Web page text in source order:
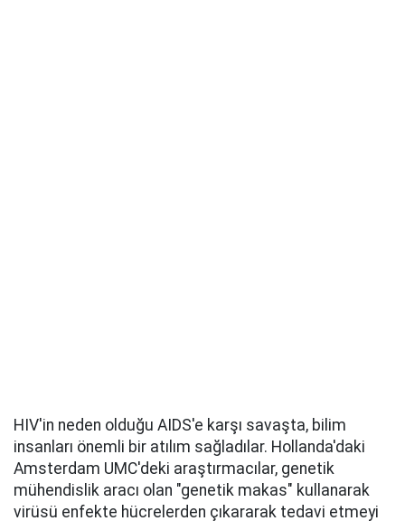
HIV'in neden olduğu AIDS'e karşı savaşta, bilim
insanları önemli bir atılım sağladılar. Hollanda'daki
Amsterdam UMC'deki araştırmacılar, genetik
mühendislik aracı olan "genetik makas" kullanarak
virüsü enfekte hücrelerden çıkararak tedavi etmeyi